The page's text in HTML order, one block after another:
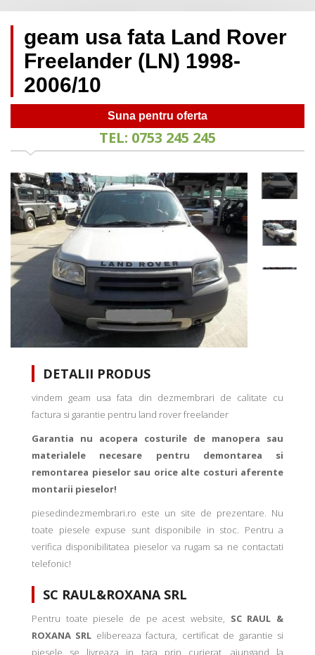
geam usa fata Land Rover
Freelander (LN) 1998-
2006/10
Suna pentru oferta
TEL: 0753 245 245
DETALII PRODUS
vindem geam usa fata din dezmembrari de calitate cu
factura si garantie pentru land rover freelander
Garantia nu acopera costurile de manopera sau
materialele necesare pentru demontarea si
remontarea pieselor sau orice alte costuri aferente
montarii pieselor!
piesedindezmembrari.ro este un site de prezentare. Nu
toate piesele expuse sunt disponibile in stoc. Pentru a
verifica disponibilitatea pieselor va rugam sa ne contactati
telefonic!
SC RAUL&ROXANA SRL
Pentru toate piesele de pe acest website, SC RAUL &
ROXANA SRL elibereaza factura, certificat de garantie si
piesele se livreaza in tara prin curierat, ajungand la